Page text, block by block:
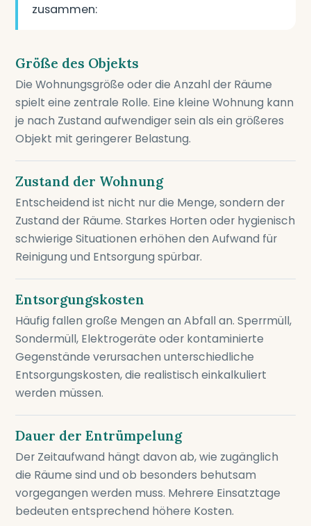
zusammen:
Größe des Objekts
Die Wohnungsgröße oder die Anzahl der Räume
spielt eine zentrale Rolle. Eine kleine Wohnung kann
je nach Zustand aufwendiger sein als ein größeres
Objekt mit geringerer Belastung.
Zustand der Wohnung
Entscheidend ist nicht nur die Menge, sondern der
Zustand der Räume. Starkes Horten oder hygienisch
schwierige Situationen erhöhen den Aufwand für
Reinigung und Entsorgung spürbar.
Entsorgungskosten
Häufig fallen große Mengen an Abfall an. Sperrmüll,
Sondermüll, Elektrogeräte oder kontaminierte
Gegenstände verursachen unterschiedliche
Entsorgungskosten, die realistisch einkalkuliert
werden müssen.
Dauer der Entrümpelung
Der Zeitaufwand hängt davon ab, wie zugänglich
die Räume sind und ob besonders behutsam
vorgegangen werden muss. Mehrere Einsatztage
bedeuten entsprechend höhere Kosten.